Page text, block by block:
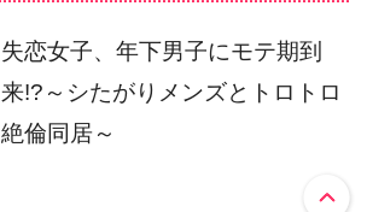
失恋女子、年下男子にモテ期到
来!?～シたがりメンズとトロトロ
絶倫同居～